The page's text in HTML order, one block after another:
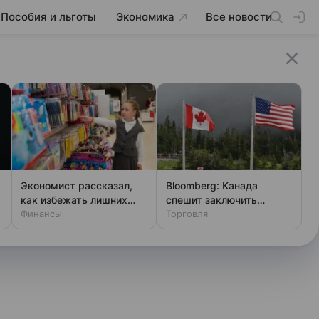
Пособия и льготы Экономика Все новости
Экономист рассказал,
как избежать лишних
трат при сборах в школу
Финансы
Bloomberg: Канада
спешит заключить
торговое соглашение с
Торговля